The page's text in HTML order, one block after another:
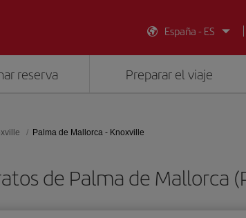
España - ES
reserva Preparar el viaje
Palma de Mallorca - Knoxville
de Palma de Mallorca